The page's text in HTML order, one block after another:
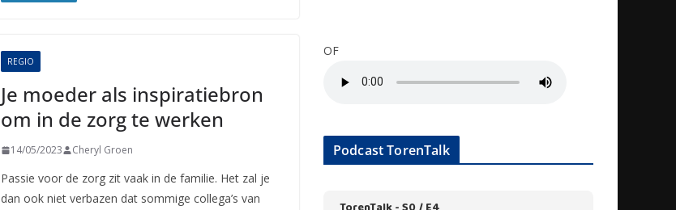
REGIO
Je moeder als inspiratiebron
om in de zorg te werken
14/05/2023 Cheryl Groen
Passie voor de zorg zit vaak in de familie. Het zal je
dan ook niet verbazen dat sommige collega’s van
OF
Podcast TorenTalk